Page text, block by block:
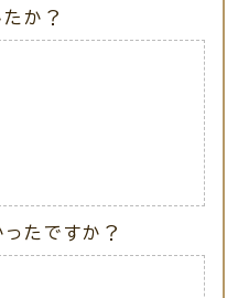
か？
たですか？